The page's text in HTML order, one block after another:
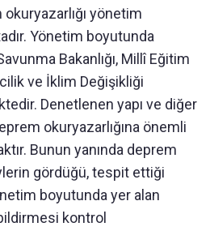
yönetim
Yönetim boyutunda
Bakanlığı, Millî Eğitim
ve İklim Değişikliği
Denetlenen yapı ve diğer
okuryazarlığına önemli
Bunun yanında deprem
gördüğü, tespit ettiği
boyutunda yer alan
kontrol